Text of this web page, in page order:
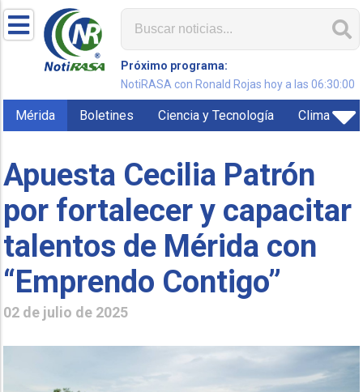
Próximo programa:
NotiRASA con Ronald Rojas hoy a las 06:30:00
Mérida Boletines Ciencia y Tecnología Clima
Apuesta Cecilia Patrón
por fortalecer y capacitar
talentos de Mérida con
“Emprendo Contigo”
02 de julio de 2025